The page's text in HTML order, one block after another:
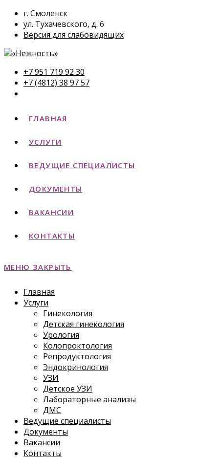
г. Смоленск
ул. Тухачевского, д. 6
Версия для слабовидящих
+7 951 719 92 30
+7 (4812) 38 97 57
ГЛАВНАЯ
УСЛУГИ
ВЕДУЩИЕ СПЕЦИАЛИСТЫ
ДОКУМЕНТЫ
ВАКАНСИИ
КОНТАКТЫ
МЕНЮ ЗАКРЫТЬ
Главная
Услуги
Гинекология
Детская гинекология
Урология
Колопроктология
Репродуктология
Эндокринология
УЗИ
Детское УЗИ
Лабораторные анализы
ДМС
Ведущие специалисты
Документы
Вакансии
Контакты